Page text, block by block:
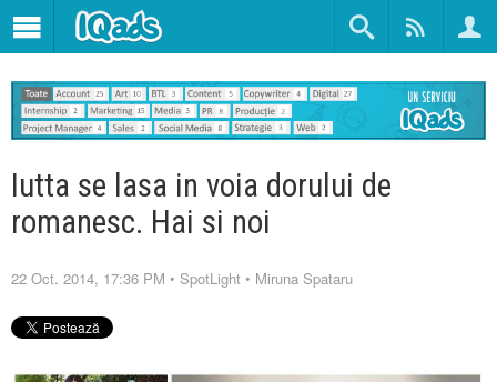
Iutta se lasa in voia dorului de
romanesc. Hai si noi
22 Oct. 2014, 17:36 PM • SpotLight • Miruna Spataru